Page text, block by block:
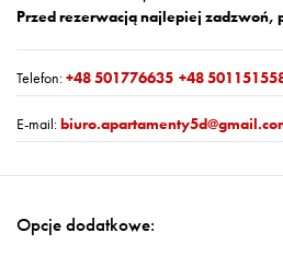
Przed rezerwacją najlepiej zadzwoń,
Telefon:+48 501776635 +48
E-mail:
Opcje dodatkowe: